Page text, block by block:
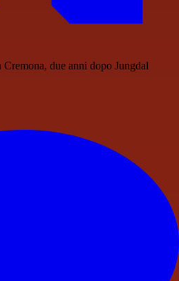
due anni dopo Jungdal